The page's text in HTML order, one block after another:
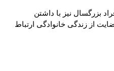
بزرگسال نیز با داشتن
از زندگی خانوادگی ارتباط